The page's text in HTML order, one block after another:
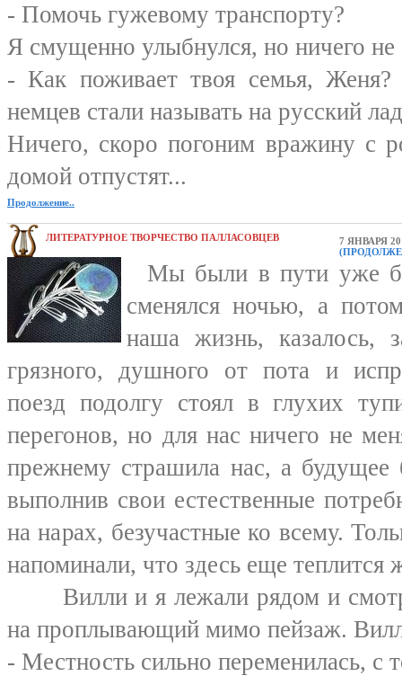
- Помочь гужевому транспорту?
Я смущенно улыбнулся, но ничего
- Как поживает твоя семья,
немцев стали называть на русский
Ничего, скоро погоним вражину с
домой отпустят...
Продолжение..
ЛИТЕРАТУРНОЕ ТВОРЧЕСТВО ПАЛЛАСОВЦЕВ
7 ЯНВАРЯ
Мы были в пути уже
сменялся ночью, а
наша жизнь, казалось,
грязного, душного от пота и
поезд подолгу стоял в глухих
перегонов, но для нас ничего не
прежнему страшила нас, а
выполнив свои естественные
на нарах, безучастные ко всему.
напоминали, что здесь еще теплится
Вилли и я лежали рядом и
на проплывающий мимо пейзаж.
- Местность сильно переменилась, с